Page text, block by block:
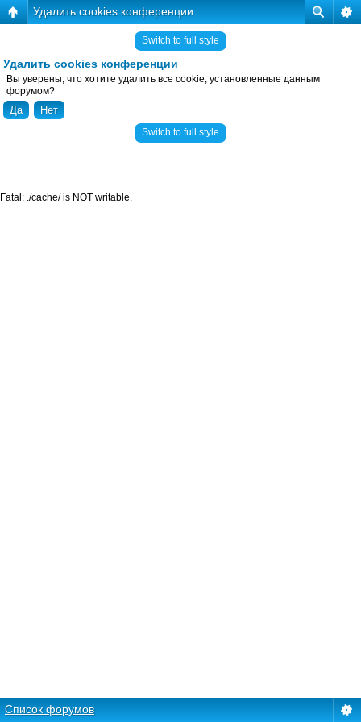
Удалить cookies конференции
Switch to full style
Удалить cookies конференции
Вы уверены, что хотите удалить все cookie, установленные данным
форумом?
Switch to full style
Список форумов
Fatal: ./cache/ is NOT writable.